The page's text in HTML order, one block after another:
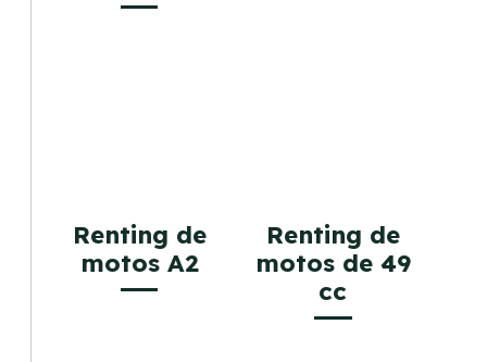
Renting de
motos A2
Renting de
motos de 49
cc